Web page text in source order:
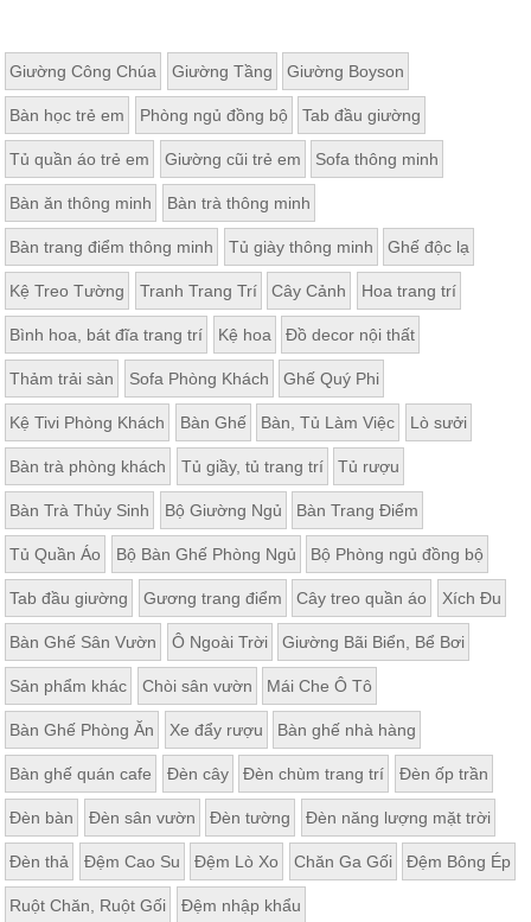
Giường Công Chúa Giường Tầng Giường Boyson
Bàn học trẻ em Phòng ngủ đồng bộ Tab đầu giường
Tủ quần áo trẻ em Giường cũi trẻ em Sofa thông minh
Bàn ăn thông minh Bàn trà thông minh
Bàn trang điểm thông minh Tủ giày thông minh Ghế độc lạ
Kệ Treo Tường Tranh Trang Trí Cây Cảnh Hoa trang trí
Bình hoa, bát đĩa trang trí Kệ hoa Đồ decor nội thất
Thảm trải sàn Sofa Phòng Khách Ghế Quý Phi
Kệ Tivi Phòng Khách Bàn Ghế Bàn, Tủ Làm Việc Lò sưởi
Bàn trà phòng khách Tủ giầy, tủ trang trí Tủ rượu
Bàn Trà Thủy Sinh Bộ Giường Ngủ Bàn Trang Điểm
Tủ Quần Áo Bộ Bàn Ghế Phòng Ngủ Bộ Phòng ngủ đồng bộ
Tab đầu giường Gương trang điểm Cây treo quần áo Xích Đu
Bàn Ghế Sân Vườn Ô Ngoài Trời Giường Bãi Biển, Bể Bơi
Sản phẩm khác Chòi sân vườn Mái Che Ô Tô
Bàn Ghế Phòng Ăn Xe đẩy rượu Bàn ghế nhà hàng
Bàn ghế quán cafe Đèn cây Đèn chùm trang trí Đèn ốp trần
Đèn bàn Đèn sân vườn Đèn tường Đèn năng lượng mặt trời
Đèn thả Đệm Cao Su Đệm Lò Xo Chăn Ga Gối Đệm Bông Ép
Ruột Chăn, Ruột Gối Đệm nhập khẩu